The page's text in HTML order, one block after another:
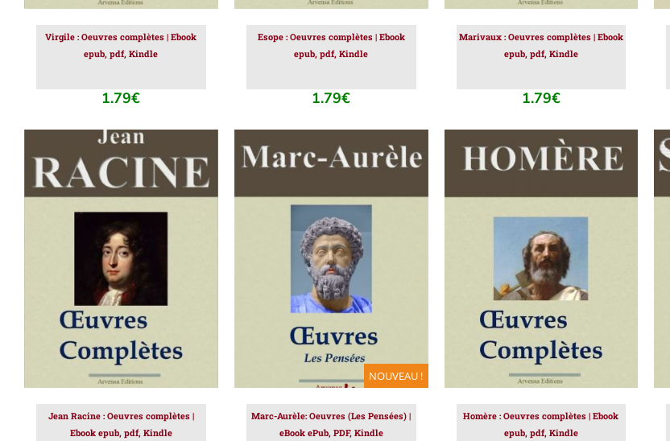
Virgile : Oeuvres complètes | Ebook
epub, pdf, Kindle
1.79€
Esope : Oeuvres complètes | Ebook
epub, pdf, Kindle
1.79€
Marivaux : Oeuvres complètes | Ebook
epub, pdf, Kindle
1.79€
AJOUTER AU PANIER
DÉTAILS
Jean Racine : Oeuvres complètes |
Ebook epub, pdf, Kindle
NOUVEAU !
AJOUTER AU PANIER
DÉTAILS
Marc-Aurèle: Oeuvres (Les Pensées) |
eBook ePub, PDF, Kindle
AJOUTER AU PANIER
DÉTAILS
Homère : Oeuvres complètes | Ebook
epub, pdf, Kindle